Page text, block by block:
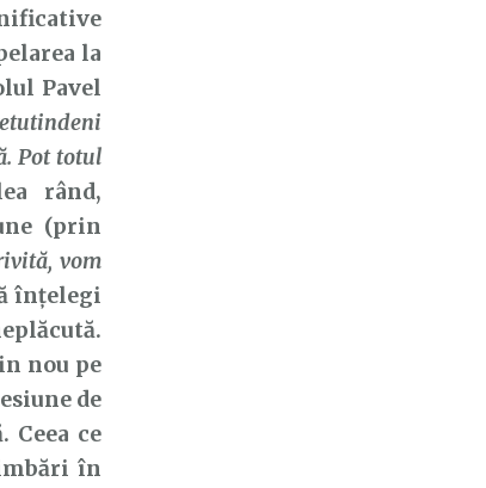
la
Pavel
Pot totul
rând,
(prin
vom
înțelegi
nou pe
de
ce
în